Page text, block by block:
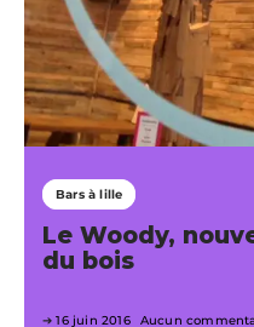
Bars à lille
Le Woody,
du bois
16 juin 2016 Aucun